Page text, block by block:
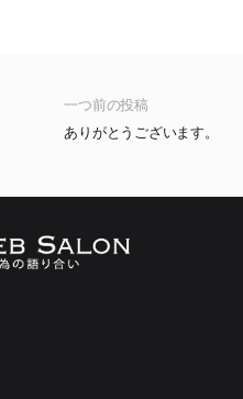
一つ前の投稿
ありがとうございます。